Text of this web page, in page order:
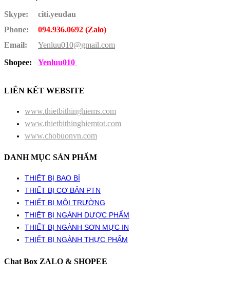
Skype:
citi.yeudau
Phone:
094.936.0692 (Zalo)
Email:
Yenluu010@gmail.com
Shopee:
Yenluu010
LIÊN KẾT WEBSITE
www.thietbithinghiems.com
www.thietbithinghiemtot.com
www.chobuonvn.com
DANH MỤC SẢN PHẨM
THIẾT BỊ BAO BÌ
THIẾT BỊ CƠ BẢN PTN
THIẾT BỊ MÔI TRƯỜNG
THIẾT BỊ NGÀNH DƯỢC PHẨM
THIẾT BỊ NGÀNH SƠN MỰC IN
THIẾT BỊ NGÀNH THỰC PHẨM
Chat Box ZALO & SHOPEE